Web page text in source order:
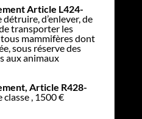
Article L424-
d’enlever, de
transporter les
mammifères dont
sous réserve des
aux animaux
Article R428-
classe , 1500 €